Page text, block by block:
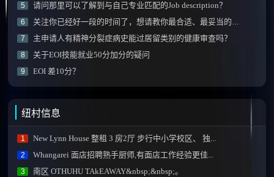
5 请问那里可以了解到与自己专业匹配的Job description？
6 关注你已经好一段的时间了，想请教你最合适、最妥当的移民方式！！
7 主申请人有精神分裂症病史能过居留类别的健康审查吗？
8 关于EOI技能就业50分加分的疑问
9 EOI 差10分？
纽村信息
1 New Lynn House 整租 3 房2厅 步行中小学校区、 独...
2 Whangarei 面店招聘熟手厨师,有面店工作经验更佳...
3 南区 OTHUHU TAkEAWAY&nbsp;&nbsp;。